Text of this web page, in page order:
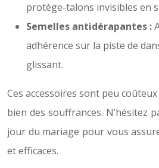
protège-talons invisibles en
Semelles antidérapantes :
adhérence sur la piste de
glissant.
Ces accessoires sont peu
bien des souffrances. N’hésitez
jour du mariage pour vous
et efficaces.